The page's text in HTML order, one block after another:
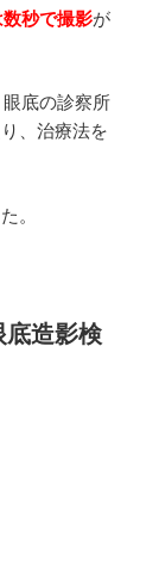
秒で撮影が
底の診察所
、治療法を
。
造影検